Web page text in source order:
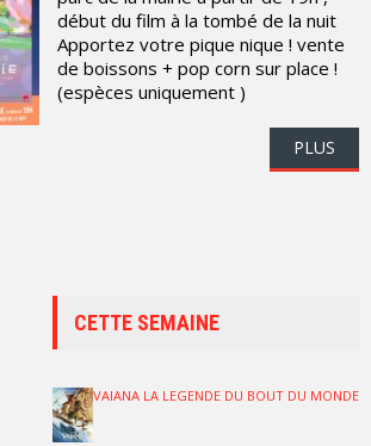
début du film à la tombé de la nuit
Apportez votre pique nique ! vente
de boissons + pop corn sur place !
(espèces uniquement )
PLUS
CETTE SEMAINE
VAIANA LA LEGENDE DU BOUT DU MONDE